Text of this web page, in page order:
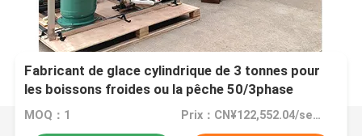
Fabricant de glace cylindrique de 3 tonnes pour
les boissons froides ou la pêche 50/3phase
Voltage Vente directe
MOQ：1 Prix：CN¥122,552.04/sets 1-2 sets